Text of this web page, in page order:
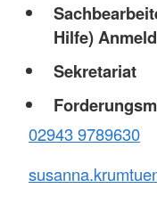
Hilfe)
Sekretariat
02943 9789630